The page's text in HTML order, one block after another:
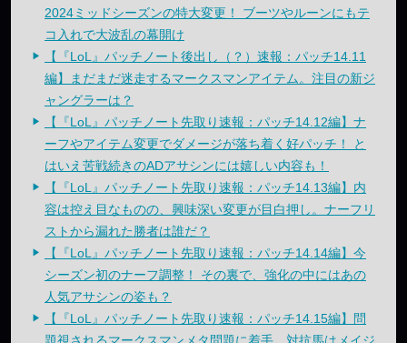
2024ミッドシーズンの特大変更！ ブーツやルーンにもテ
コ入れで大波乱の幕開け
【『LoL』パッチノート後出し（？）速報：パッチ14.11
編】まだまだ迷走するマークスマンアイテム。注目の新ジ
ャングラーは？
【『LoL』パッチノート先取り速報：パッチ14.12編】ナ
ーフやアイテム変更でダメージが落ち着く好パッチ！ と
はいえ苦戦続きのADアサシンには嬉しい内容も！
【『LoL』パッチノート先取り速報：パッチ14.13編】内
容は控え目なものの、興味深い変更が目白押し。ナーフリ
ストから漏れた勝者は誰だ？
【『LoL』パッチノート先取り速報：パッチ14.14編】今
シーズン初のナーフ調整！ その裏で、強化の中にはあの
人気アサシンの姿も？
【『LoL』パッチノート先取り速報：パッチ14.15編】問